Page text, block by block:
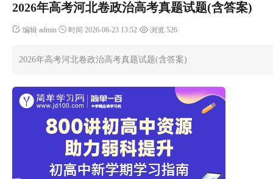
2026年高考河北卷政治高考真题试题(含答案)
编辑 admin 时间 2026-06-23 13:52 浏览 526
2026年高考河北卷政治高考真题试题(含答案)